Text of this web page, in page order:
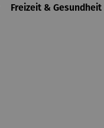
Freizeit & Gesundheit